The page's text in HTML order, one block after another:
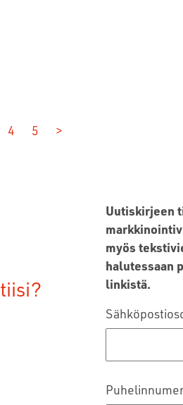
4 5 >
Uutiskirjeen
myös
halutessaan
linkistä.